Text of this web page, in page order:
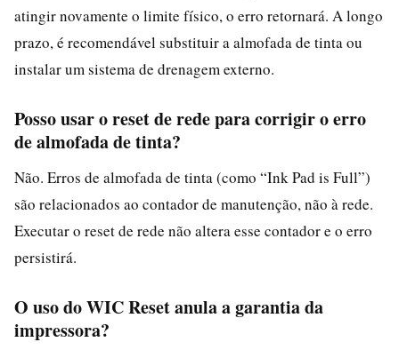
atingir novamente o limite físico, o erro retornará. A longo
prazo, é recomendável substituir a almofada de tinta ou
instalar um sistema de drenagem externo.
Posso usar o reset de rede para corrigir o erro
de almofada de tinta?
Não. Erros de almofada de tinta (como “Ink Pad is Full”)
são relacionados ao contador de manutenção, não à rede.
Executar o reset de rede não altera esse contador e o erro
persistirá.
O uso do WIC Reset anula a garantia da
impressora?